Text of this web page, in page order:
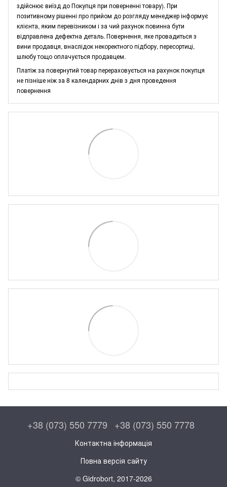
здійснює виїзд до Покупця при поверненні товару). При
позитивному рішенні про прийом до розгляду менеджер інформує
клієнта, яким перевізником і за чий рахунок повинна бути
відправлена дефектна деталь. Повернення, яке провадиться з
вини продавця, внаслідок некоректного підбору, пересортиці,
шлюбу тощо оплачується продавцем.
Платіж за повернутий товар перераховується на рахунок покупця
не пізніше ніж за 8 календарних днів з дня проведення
повернення
+38 (073) 550 7779 +38 (073) 550 7778
Контактна інформація
Повна версія сайту
© Gidrobort, 2017-2026